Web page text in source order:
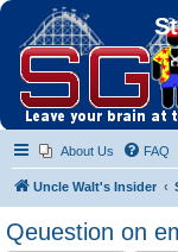
About Us FAQ
Uncle Walt's Insider
Qeuestion on